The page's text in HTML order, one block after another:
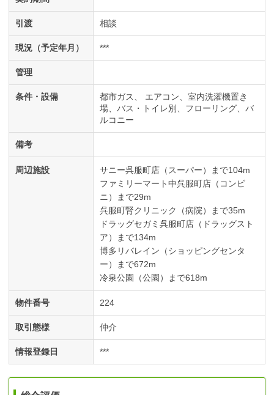
引渡 相談
現況（予定年月） ***
管理
条件・設備 都市ガス エアコン
室内洗濯機置き
場
バス・トイレ別 フローリング
バ
ルコニー
備考
周辺施設
サニー呉服町店（スーパー）まで104m
ファミリーマート中呉服町店（コンビ
ニ）まで29m
呉服町腎クリニック（病院）まで35m
ドラッグセガミ呉服町店（ドラッグスト
ア）まで134m
博多リバレイン（ショッピングセンタ
ー）まで672m
冷泉公園（公園）まで618m
物件番号 224
取引態様 仲介
情報登録日 ***